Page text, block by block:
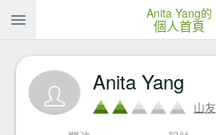
Anita Yang的
個人首頁
Anita Yang
山友